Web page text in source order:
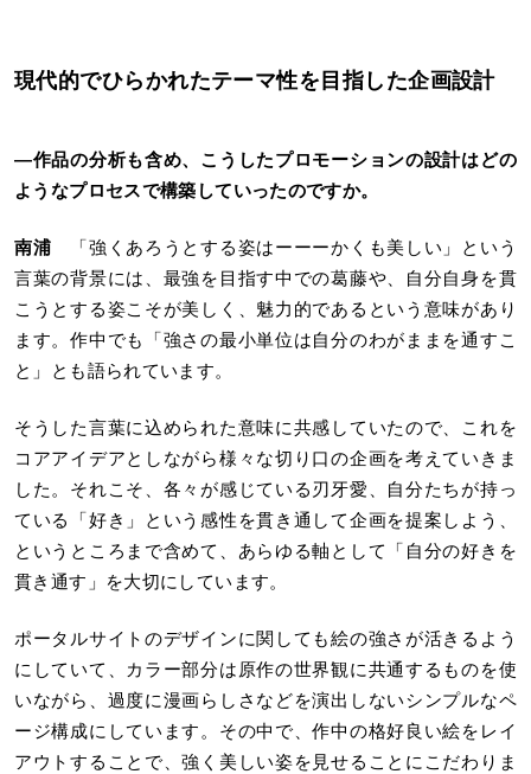
現代的でひらかれたテーマ性を目指した企画設計
―作品の分析も含め、こうしたプロモーションの設計はどの
ようなプロセスで構築していったのですか。
南浦 「強くあろうとする姿はーーーかくも美しい」という
言葉の背景には、最強を目指す中での葛藤や、自分自身を貫
こうとする姿こそが美しく、魅力的であるという意味があり
ます。作中でも「強さの最小単位は自分のわがままを通すこ
と」とも語られています。
そうした言葉に込められた意味に共感していたので、これを
コアアイデアとしながら様々な切り口の企画を考えていきま
した。それこそ、各々が感じている刃牙愛、自分たちが持っ
ている「好き」という感性を貫き通して企画を提案しよう、
というところまで含めて、あらゆる軸として「自分の好きを
貫き通す」を大切にしています。
ポータルサイトのデザインに関しても絵の強さが活きるよう
にしていて、カラー部分は原作の世界観に共通するものを使
いながら、過度に漫画らしさなどを演出しないシンプルなペ
ージ構成にしています。その中で、作中の格好良い絵をレイ
アウトすることで、強く美しい姿を見せることにこだわりま